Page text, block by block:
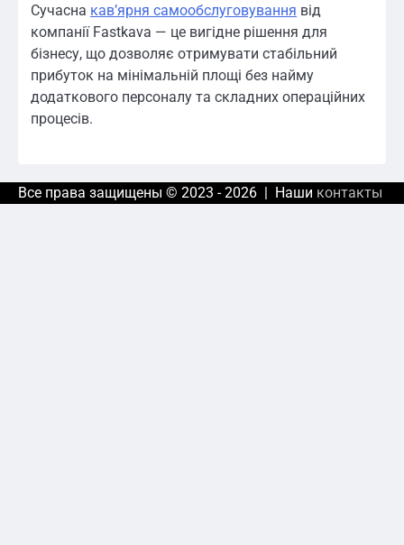
Сучасна кавʼярня самообслуговування від
компанії Fastkava — це вигідне рішення для
бізнесу, що дозволяє отримувати стабільний
прибуток на мінімальній площі без найму
додаткового персоналу та складних операційних
процесів.
Все права защищены © 2023 - 2026 | Наши контакты